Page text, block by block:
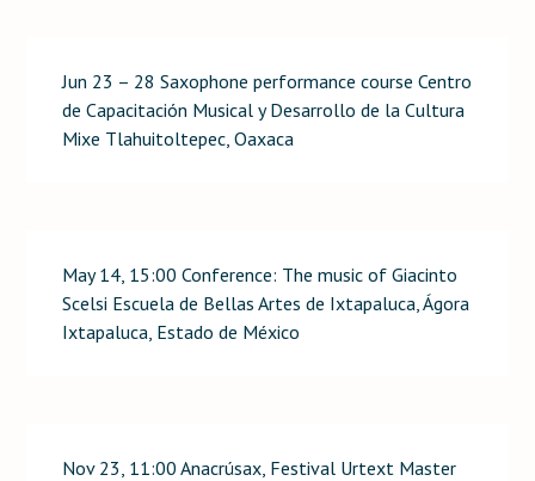
Jun 23 – 28 Saxophone performance course Centro
de Capacitación Musical y Desarrollo de la Cultura
Mixe Tlahuitoltepec, Oaxaca
May 14, 15:00 Conference: The music of Giacinto
Scelsi Escuela de Bellas Artes de Ixtapaluca, Ágora
Ixtapaluca, Estado de México
Nov 23, 11:00 Anacrúsax, Festival Urtext Master